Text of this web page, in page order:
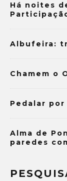
Há noites
Albufeira:
Chamem o
Pedalar
Alma de
paredes